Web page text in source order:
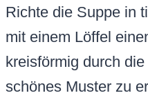
Richte die Suppe in
mit einem Löffel
kreisförmig durch
schönes Muster zu